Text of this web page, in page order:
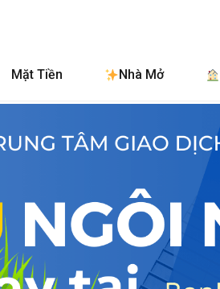
Mặt Tiền Nhà Mở